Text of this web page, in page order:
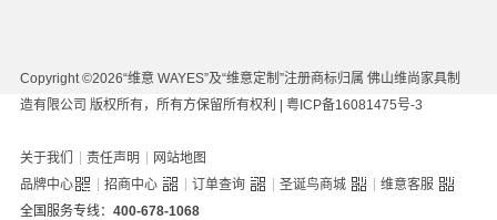
Copyright ©2026“维意 WAYES”及“维意定制”注册商标归属 佛山维尚家具制
造有限公司 版权所有，所有方保留所有权利 | 粤ICP备16081475号-3
关于我们 | 责任声明 | 网站地图
品牌中心
| 招商中心 | 订单查询 | 圣诞鸟商城 | 维意客服
全国服务专线： 400-678-1068